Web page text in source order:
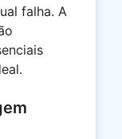
falha. A